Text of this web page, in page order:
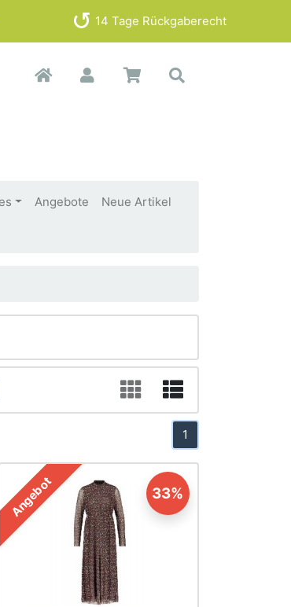
14 Tage Rückgaberecht
Angebote
Neue Artikel
1
Angebot 33%